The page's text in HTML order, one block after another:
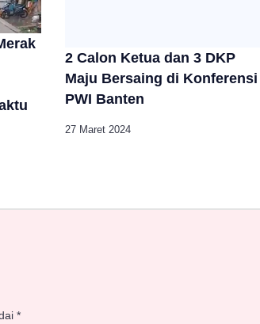
2 Calon Ketua dan 3 DKP
Maju Bersaing di Konferensi
PWI Banten
27 Maret 2024
*